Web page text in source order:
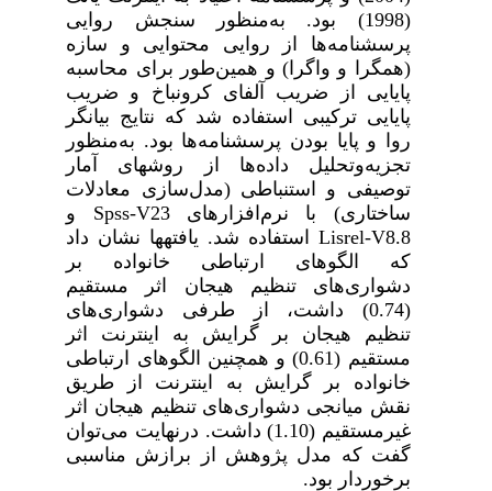
(1998) بود. به‌منظور سنجش روایی
پرسشنامهها از روایی محتوایی و سازه
(همگرا و واگرا) و همین‌طور برای محاسبه
پایایی از ضریب آلفای کرونباخ و ضریب
پایایی ترکیبی استفاده شد که نتایج بیانگر
روا و پایا بودن پرسشنامه‌ها بود. به‌منظور
تجزیه‌وتحلیل داده‌ها از روش­های آمار
توصیفی و استنباطی (مدل‌سازی معادلات
ساختاری) با نرم‌افزارهای
Spss-V23و
Lisrel-V8.8استفاده شد. یافته­ها نشان داد
که الگوهای ارتباطی خانواده بر
دشواری‌های تنظیم هیجان اثر مستقیم
(0.74) داشت، از طرفی دشواری‌های
تنظیم هیجان بر گرایش به اینترنت اثر
مستقیم (0.61) و همچنین الگوهای ارتباطی
خانواده بر گرایش به اینترنت از طریق
نقش میانجی دشواری‌های تنظیم هیجان اثر
غیرمستقیم (1.10) داشت. درنهایت می­‌توان
گفت که مدل پژوهش از برازش مناسبی
برخوردار بود.